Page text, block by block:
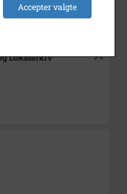
Lokalarkiv
Accepter valgte